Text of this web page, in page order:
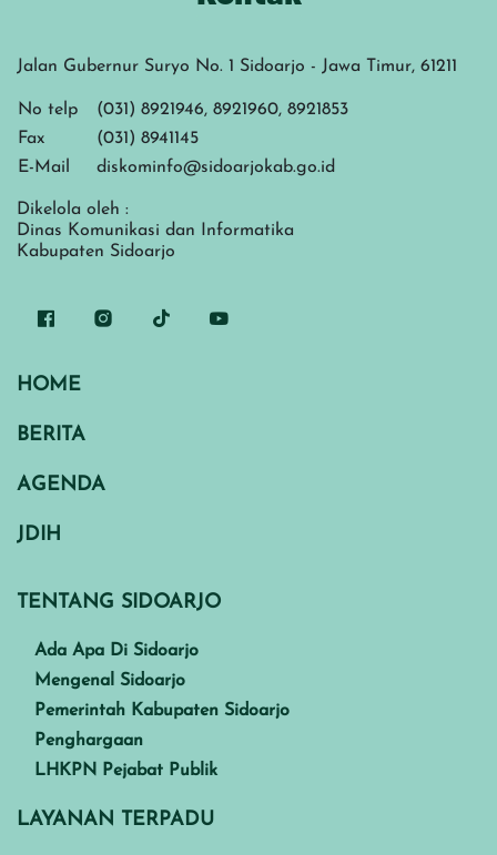
Jalan Gubernur Suryo No. 1 Sidoarjo - Jawa Timur, 61211
No telp
(031) 8921946, 8921960, 8921853
Fax
(031) 8941145
E-Mail
diskominfo@sidoarjokab.go.id
Dikelola oleh :
Dinas Komunikasi dan Informatika
Kabupaten Sidoarjo
HOME
BERITA
AGENDA
JDIH
TENTANG SIDOARJO
Ada Apa Di Sidoarjo
Mengenal Sidoarjo
Pemerintah Kabupaten Sidoarjo
Penghargaan
LHKPN Pejabat Publik
LAYANAN TERPADU